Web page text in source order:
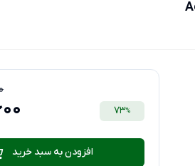
%
73
افزودن به سبد خرید